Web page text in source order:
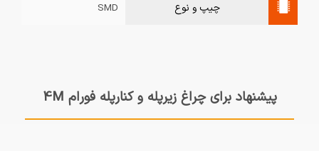
چیپ و نوع SMD
پیشنهاد برای چراغ زیرپله و کنارپله فورام 4M